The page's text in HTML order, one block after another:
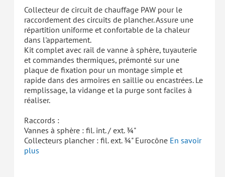
Collecteur de circuit de chauffage PAW pour le
raccordement des circuits de plancher. Assure une
répartition uniforme et confortable de la chaleur
dans l'appartement.
Kit complet avec rail de vanne à sphère, tuyauterie
et commandes thermiques, prémonté sur une
plaque de fixation pour un montage simple et
rapide dans des armoires en saillie ou encastrées. Le
remplissage, la vidange et la purge sont faciles à
réaliser.
Raccords :
Vannes à sphère : fil. int. / ext. ¾"
Collecteurs plancher : fil. ext. ¾" Eurocône En savoir
plus